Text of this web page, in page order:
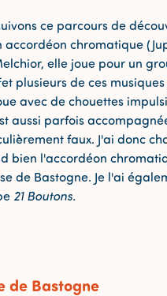
ce parcours de
accordéon chromatique
elle joue pour un
plusieurs de ces
avec de chouettes
aussi parfois
faux. J'ai donc
bien l'accordéon
de Bastogne. Je l'ai
21 Boutons.
de Bastogne